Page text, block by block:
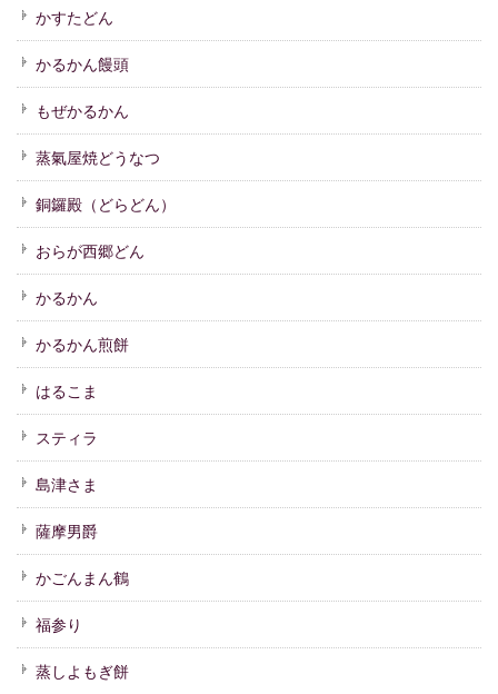
かすたどん
かるかん饅頭
もぜかるかん
蒸氣屋焼どうなつ
銅鑼殿（どらどん）
おらが西郷どん
かるかん
かるかん煎餅
はるこま
スティラ
島津さま
薩摩男爵
かごんまん鶴
福参り
蒸しよもぎ餅